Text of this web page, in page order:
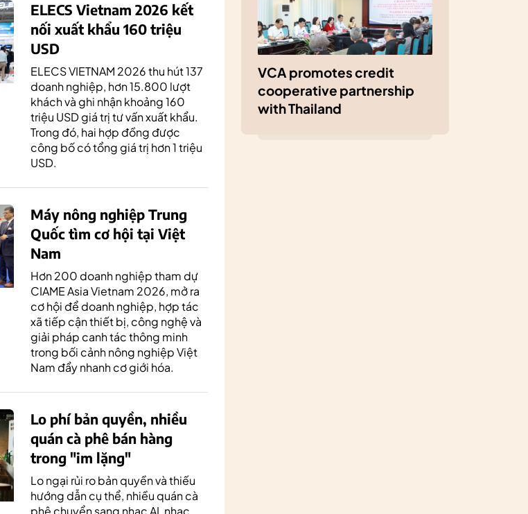
ELECS Vietnam 2026 kết
nối xuất khẩu 160 triệu
USD
ELECS VIETNAM 2026 thu hút 137
doanh nghiệp, hơn 15.800 lượt
khách và ghi nhận khoảng 160
triệu USD giá trị tư vấn xuất khẩu.
Trong đó, hai hợp đồng được
công bố có tổng giá trị hơn 1 triệu
USD.
Máy nông nghiệp Trung
Quốc tìm cơ hội tại Việt
Nam
Hơn 200 doanh nghiệp tham dự
CIAME Asia Vietnam 2026, mở ra
cơ hội để doanh nghiệp, hợp tác
xã tiếp cận thiết bị, công nghệ và
giải pháp canh tác thông minh
trong bối cảnh nông nghiệp Việt
Nam đẩy nhanh cơ giới hóa.
Lo phí bản quyền, nhiều
quán cà phê bán hàng
trong "im lặng"
Lo ngại rủi ro bản quyền và thiếu
hướng dẫn cụ thể, nhiều quán cà
phê chuyển sang nhạc AI, nhạc
VCA promotes credit
cooperative partnership
with Thailand